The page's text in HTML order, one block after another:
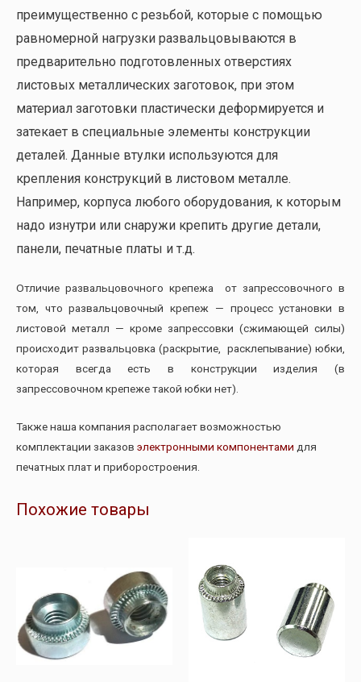
преимущественно с резьбой, которые с помощью
равномерной нагрузки развальцовываются в
предварительно подготовленных отверстиях
листовых металлических заготовок, при этом
материал заготовки пластически деформируется и
затекает в специальные элементы конструкции
деталей. Данные втулки используются для
крепления конструкций в листовом металле.
Например, корпуса любого оборудования, к которым
надо изнутри или снаружи крепить другие детали,
панели, печатные платы и т.д.
Отличие развальцовочного крепежа от запрессовочного в
том, что развальцовочный крепеж — процесс установки в
листовой металл — кроме запрессовки (сжимающей силы)
происходит развальцовка (раскрытие, расклепывание) юбки,
которая всегда есть в конструкции изделия (в
запрессовочном крепеже такой юбки нет).
Также наша компания располагает возможностью
комплектации заказов электронными компонентами для
печатных плат и приборостроения.
Похожие товары